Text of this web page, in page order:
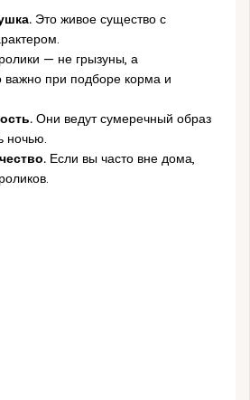
Это живое существо с
— не грызуны, а
важно при подборе корма и
Они ведут сумеречный образ
ночью.
Если вы часто вне дома,